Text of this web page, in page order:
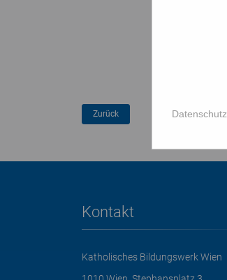
Kontakt
Katholisches Bildungswerk Wien
Datenschutz